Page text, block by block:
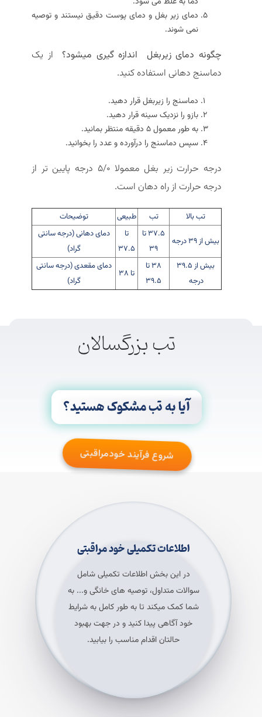
دمای زیر بغل و دمای پوست دقیق نیستند و توصیه
نمی شوند.
چگونه دمای زیربغل اندازه گیری میشود؟
از یک
دماسنج دهانی استفاده کنید.
دماسنج را زیربغل قرار دهید.
بازو را نزدیک سینه قرار دهید.
به طور معمول 5 دقیقه منتظر بمانید.
سپس دماسنج را درآورده و عدد را بخوانید.
درجه حرارت زیر بغل معمولا 5/0 درجه پایین تر از
درجه حرارت از راه دهان است.
تب بالا تب طبیعی توضیحات
بیش از 39 درجه
37.5 تا
39
تا
37.5
دمای دهانی (درجه سانتی
گراد)
بیش از 39.5
درجه
38 تا
39.5
تا 38
دمای مقعدی (درجه سانتی
گراد)
تب بزرگسالان
آیا به تب مشکوک هستید؟
شروع فرآیند خودمراقبتی
اطلاعات تکمیلی خود مراقبتی
در این بخش اطلاعات تکمیلی شامل
سوالات متداول، توصیه های خانگی و... به
شما کمک میکند تا به طور کامل به شرایط
خود آگاهی پیدا کنید و در جهت بهبود
حالتان اقدام مناسب را بیابید.